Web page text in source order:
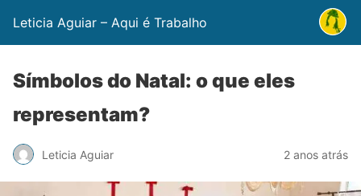
Leticia Aguiar – Aqui é Trabalho
Símbolos do Natal: o que eles
representam?
Leticia Aguiar 2 anos atrás